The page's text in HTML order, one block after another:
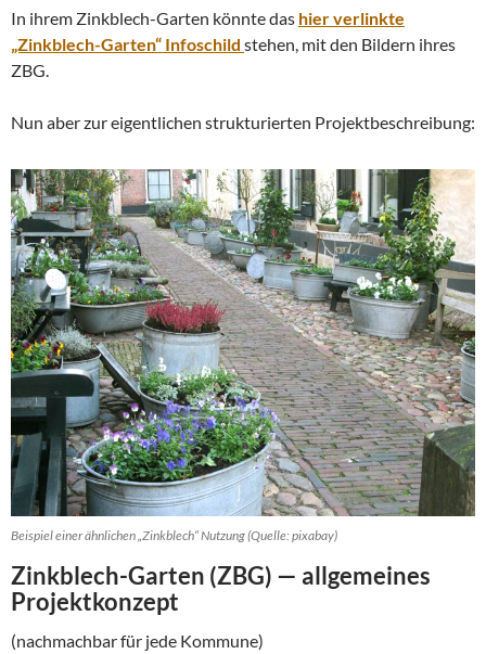
In ihrem Zinkblech-Garten könnte das hier verlinkte
„Zinkblech-Garten“ Infoschild stehen, mit den Bildern ihres
ZBG.
Nun aber zur eigentlichen strukturierten Projektbeschreibung:
Beispiel einer ähnlichen „Zinkblech“ Nutzung (Quelle: pixabay)
Zinkblech-Garten (ZBG) — allgemeines
Projektkonzept
(nachmachbar für jede Kommune)